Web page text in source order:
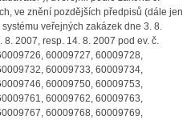
ve znění pozdějších předpisů (dále jen
systému veřejných zakázek dne 3. 8.
2007, resp. 14. 8. 2007 pod ev. č.
60009727, 60009728,
60009733, 60009734,
60009750, 60009753,
60009762, 60009763,
60009768, 60009769,